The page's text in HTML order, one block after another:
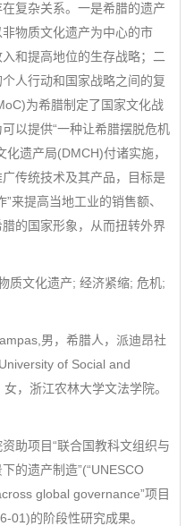
复杂关系。一是希腊的遗产
物质文化遗产为中心的市
和提高地位的生存战略；二
人行动和国家战略之间的复
为希腊制定了国家文化战
以提供“一种让希腊摆脱危机
遗产局(DMCH)付诸实施，
传统技术及其产品，目标是
来提高当地工业的销售额、
的国家形象，从而扭转外界
质文化遗产; 经济紧缩; 危机;
男，希腊人，派迪昂社
of Social and
，浙江农林大学文法学院。
助项目“联合国教科文组织与
的遗产制造”(“UNESCO
global governance”项目
01)的阶段性研究成果。